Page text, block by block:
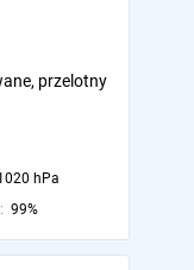
przelotny
hPa
99%